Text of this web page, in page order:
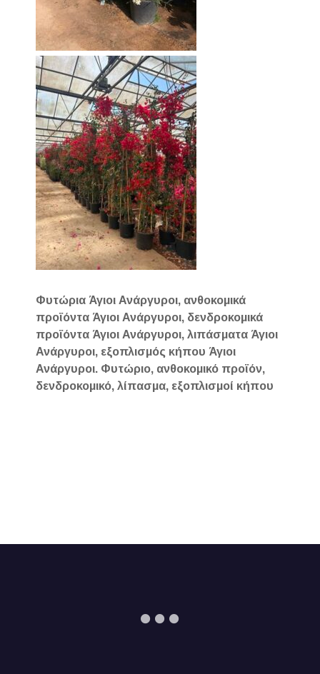
Φυτώρια Άγιοι Ανάργυροι, ανθοκομικά
προϊόντα Άγιοι Ανάργυροι, δενδροκομικά
προϊόντα Άγιοι Ανάργυροι, λιπάσματα Άγιοι
Ανάργυροι, εξοπλισμός κήπου Άγιοι
Ανάργυροι. Φυτώριο, ανθοκομικό προϊόν,
δενδροκομικό, λίπασμα, εξοπλισμοί κήπου